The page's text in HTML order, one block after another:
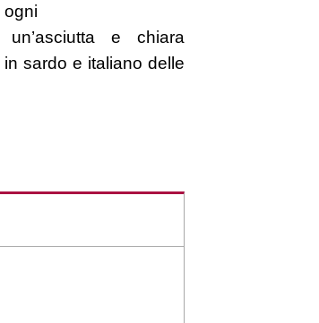
ogni
e chiara
sardo e italiano delle